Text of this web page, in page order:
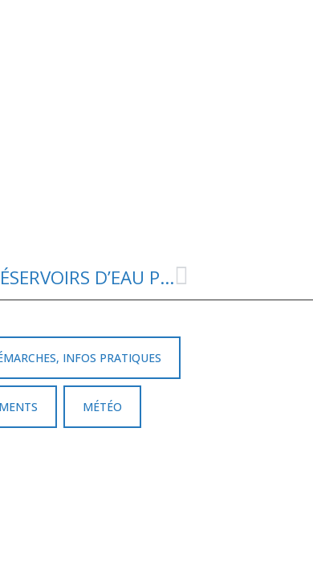
CAMPAGNE DE NETTOYAGE DES RÉSERVOIRS D’EAU POTABLE
INFOS PRATIQUES
MÉTÉO